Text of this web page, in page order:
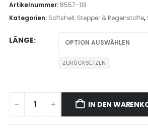
Artikelnummer: 8557-113
Kategorien: Softshell, Stepper & Regenstoffe,
LÄNGE
ZURÜCKSETZEN
IN DEN